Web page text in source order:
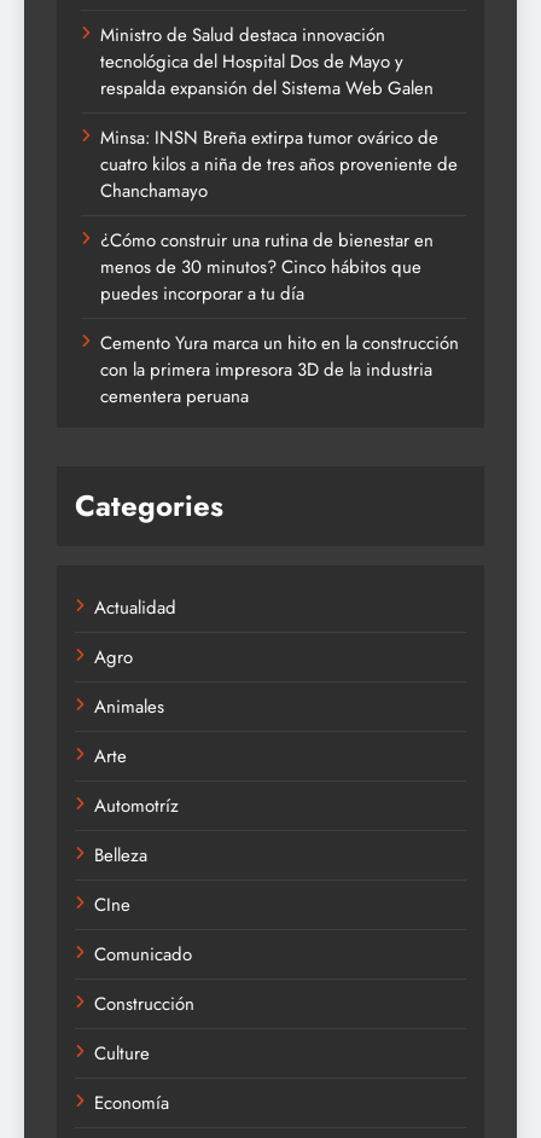
Ministro de Salud destaca innovación
tecnológica del Hospital Dos de Mayo y
respalda expansión del Sistema Web Galen
Minsa: INSN Breña extirpa tumor ovárico de
cuatro kilos a niña de tres años proveniente de
Chanchamayo
¿Cómo construir una rutina de bienestar en
menos de 30 minutos? Cinco hábitos que
puedes incorporar a tu día
Cemento Yura marca un hito en la construcción
con la primera impresora 3D de la industria
cementera peruana
Categories
Actualidad
Agro
Animales
Arte
Automotríz
Belleza
CIne
Comunicado
Construcción
Culture
Economía